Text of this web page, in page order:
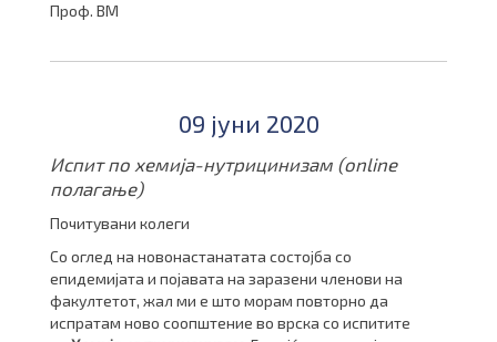
Проф. ВМ
09 јуни 2020
Испит по хемија-нутрицинизам (online
полагање)
Почитувани колеги
Со оглед на новонастанатата состојба со
епидемијата и појавата на заразени членови на
факултетот, жал ми е што морам повторно да
испратам ново соопштение во врска со испитите